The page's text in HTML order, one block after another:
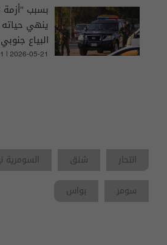
بسبب
ينهي
البياع
| 2026-05-21
انتحار شنق السومرية
سومر
بواس